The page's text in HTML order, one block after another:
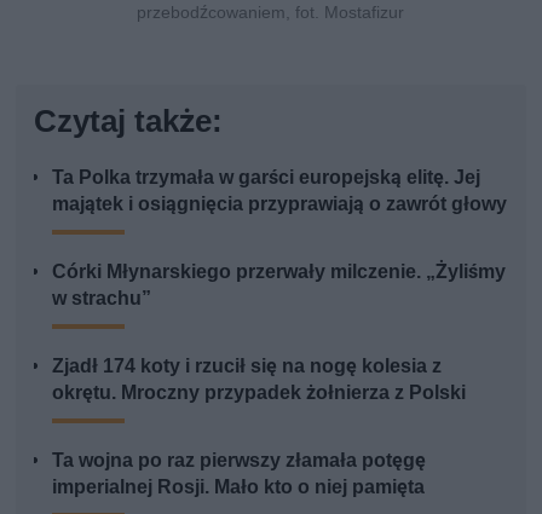
przebodźcowaniem, fot. Mostafizur
Czytaj także:
Ta Polka trzymała w garści europejską elitę. Jej
majątek i osiągnięcia przyprawiają o zawrót głowy
Córki Młynarskiego przerwały milczenie. „Żyliśmy
w strachu”
Zjadł 174 koty i rzucił się na nogę kolesia z
okrętu. Mroczny przypadek żołnierza z Polski
Ta wojna po raz pierwszy złamała potęgę
imperialnej Rosji. Mało kto o niej pamięta